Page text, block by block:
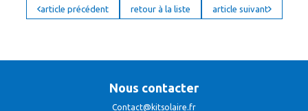
article précédent retour à la liste article suivant
Nous contacter
Contact@kitsolaire.fr